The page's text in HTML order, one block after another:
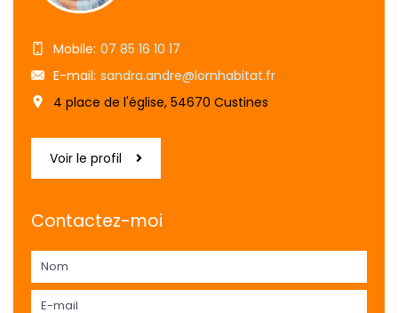
Mobile: 07 85 16 10 17
E-mail: sandra.andre@lornhabitat.fr
4 place de l'église, 54670 Custines
Voir le profil
Contactez-moi